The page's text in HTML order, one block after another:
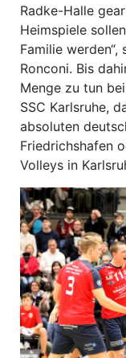
Radke-Halle
Heimspiele
Familie
Ronconi. Bis
Menge zu tun
SSC Karlsruhe,
absoluten
Friedrichshafen
Volleys in